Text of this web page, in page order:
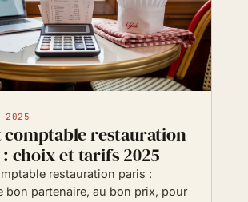
2025
restauration
: choix et tarifs 2025
restauration paris :
bon partenaire, au bon prix, pour